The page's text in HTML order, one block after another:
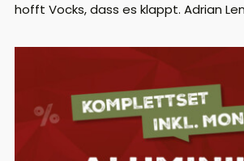
hofft Vocks, dass es klappt. Adrian